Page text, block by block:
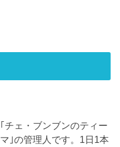
｢チェ・ブンブンのティー
マ｣の管理人です。1日1本